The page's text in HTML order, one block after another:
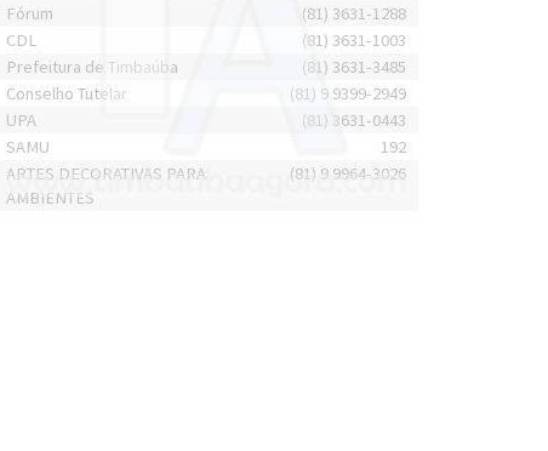
Fórum
(81) 3631-1288
CDL
(81) 3631-1003
Prefeitura de Timbaúba
(81) 3631-3485
Conselho Tutelar
(81) 9 9399-2949
UPA
(81) 3631-0443
SAMU
192
ARTES DECORATIVAS PARA
AMBIENTES
(81) 9 9964-3026